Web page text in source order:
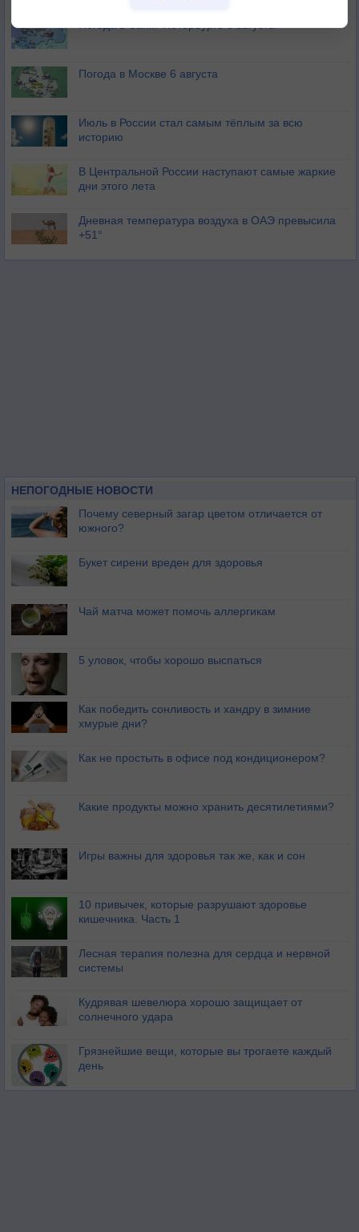
Погода в Санкт-Петербурге 6 августа
Погода в Москве 6 августа
Июль в России стал самым тёплым за всю
историю
В Центральной России наступают самые жаркие
дни этого лета
Дневная температура воздуха в ОАЭ превысила
+51°
НЕПОГОДНЫЕ НОВОСТИ
Почему северный загар цветом отличается от
южного?
Букет сирени вреден для здоровья
Чай матча может помочь аллергикам
5 уловок, чтобы хорошо выспаться
Как победить сонливость и хандру в зимние
хмурые дни?
Как не простыть в офисе под кондиционером?
Какие продукты можно хранить десятилетиями?
Игры важны для здоровья так же, как и сон
10 привычек, которые разрушают здоровье
кишечника. Часть 1
Лесная терапия полезна для сердца и нервной
системы
Кудрявая шевелюра хорошо защищает от
солнечного удара
Грязнейшие вещи, которые вы трогаете каждый
день